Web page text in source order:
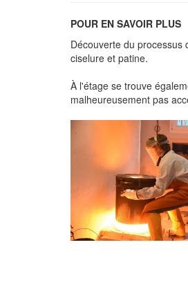
POUR EN SAVOIR PLUS
Découverte du
ciselure et patine.
À l'étage se trouve
malheureusement pas